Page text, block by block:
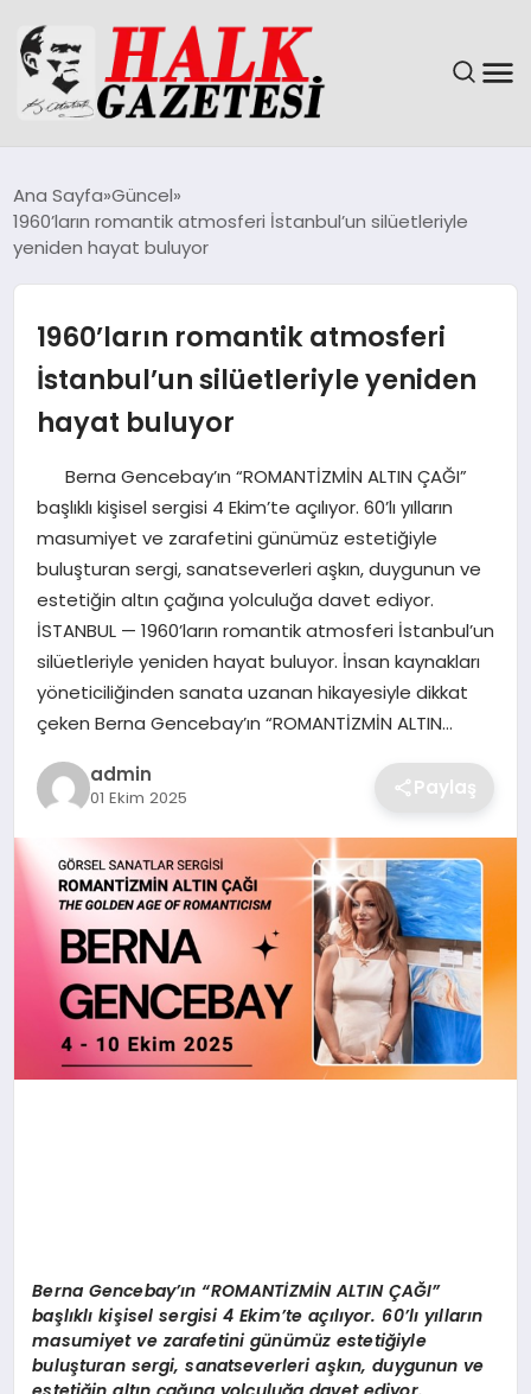
DÜNYA
EKONOMI
MAGAZIN
SAĞLIK
SIYASET
SPOR
TEKNOLOJI
YAŞAM
Ana Sayfa Güncel
1960’ların romantik atmosferi İstanbul’un silüetleriyle
yeniden hayat buluyor
1960’ların romantik atmosferi
İstanbul’un silüetleriyle yeniden
hayat buluyor
Berna Gencebay’ın “ROMANTİZMİN ALTIN ÇAĞI”
başlıklı kişisel sergisi 4 Ekim’te açılıyor. 60’lı yılların
masumiyet ve zarafetini günümüz estetiğiyle
buluşturan sergi, sanatseverleri aşkın, duygunun ve
estetiğin altın çağına yolculuğa davet ediyor.
İSTANBUL — 1960’ların romantik atmosferi İstanbul’un
silüetleriyle yeniden hayat buluyor. İnsan kaynakları
yöneticiliğinden sanata uzanan hikayesiyle dikkat
çeken Berna Gencebay’ın “ROMANTİZMİN ALTIN…
admin
01 Ekim 2025 Paylaş
Berna Gencebay’ın “ROMANTİZMİN ALTIN ÇAĞI”
başlıklı kişisel sergisi 4 Ekim’te açılıyor. 60’lı yılların
masumiyet ve zarafetini günümüz estetiğiyle
buluşturan sergi, sanatseverleri aşkın, duygunun ve